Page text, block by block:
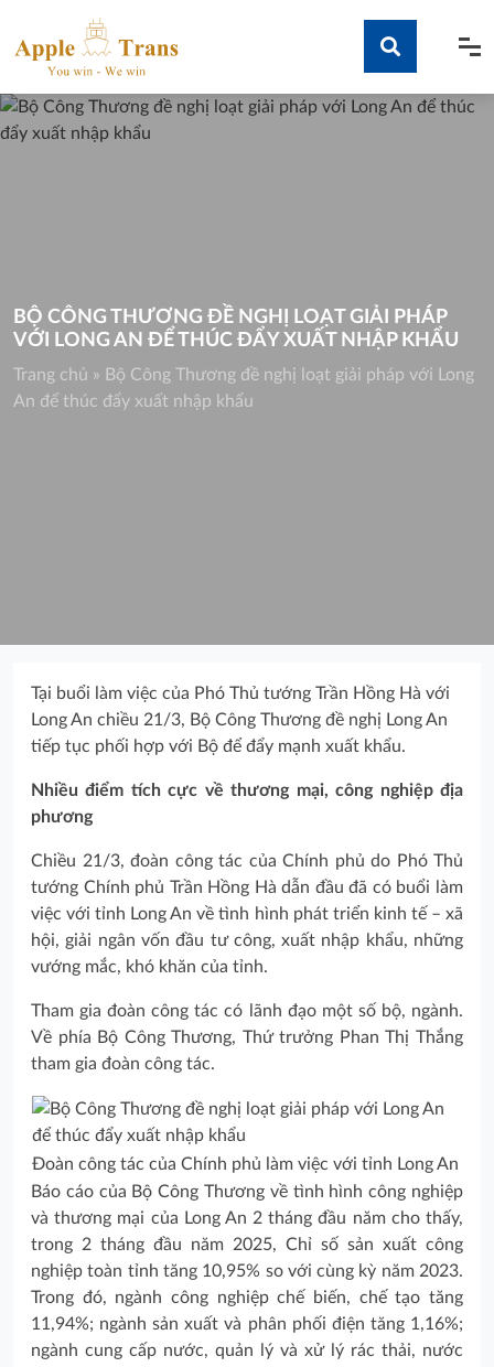
content
Tìm kiếm
BỘ CÔNG THƯƠNG ĐỀ NGHỊ LOẠT GIẢI PHÁP
VỚI LONG AN ĐỂ THÚC ĐẨY XUẤT NHẬP KHẨU
Trang chủ » Bộ Công Thương đề nghị loạt giải pháp với Long
An để thúc đẩy xuất nhập khẩu
Tại buổi làm việc của Phó Thủ tướng Trần Hồng Hà với
Long An chiều 21/3, Bộ Công Thương đề nghị Long An
tiếp tục phối hợp với Bộ để đẩy mạnh xuất khẩu.
Nhiều điểm tích cực về thương mại, công nghiệp địa
phương
Chiều 21/3, đoàn công tác của Chính phủ do Phó Thủ
tướng Chính phủ Trần Hồng Hà dẫn đầu đã có buổi làm
việc với tỉnh Long An về tình hình phát triển kinh tế – xã
hội, giải ngân vốn đầu tư công, xuất nhập khẩu, những
vướng mắc, khó khăn của tỉnh.
Tham gia đoàn công tác có lãnh đạo một số bộ, ngành.
Về phía Bộ Công Thương, Thứ trưởng Phan Thị Thắng
tham gia đoàn công tác.
Đoàn công tác của Chính phủ làm việc với tỉnh Long An
Báo cáo của Bộ Công Thương về tình hình công nghiệp
và thương mại của Long An 2 tháng đầu năm cho thấy,
trong 2 tháng đầu năm 2025, Chỉ số sản xuất công
nghiệp toàn tỉnh tăng 10,95% so với cùng kỳ năm 2023.
Trong đó, ngành công nghiệp chế biến, chế tạo tăng
11,94%; ngành sản xuất và phân phối điện tăng 1,16%;
ngành cung cấp nước, quản lý và xử lý rác thải, nước